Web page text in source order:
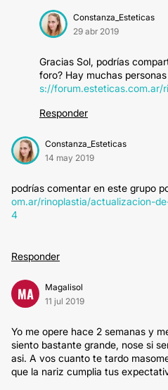
Constanza_Esteticas
29 abr 2019
Gracias Sol, podrías
foro? Hay muchas
s://forum.esteticas.com.ar/
Responder
Constanza_Esteticas
14 may 2019
podrías comentar en este grupo
om.ar/rinoplastia/actualizacion-
4
Responder
MA
Magalisol
11 jul 2019
Yo me opere hace 2 semanas y
siento bastante grande, nose si
asi. A vos cuanto te tardo
que la nariz cumplia tus